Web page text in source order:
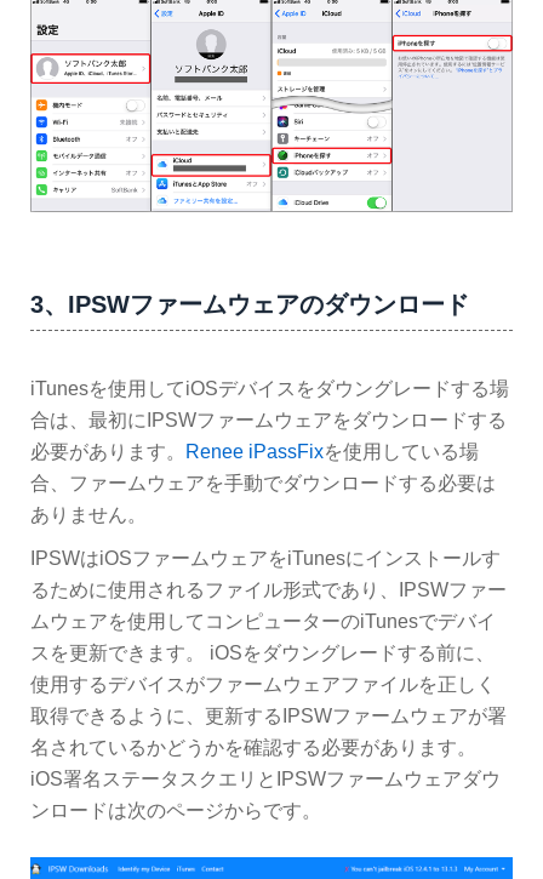
3、IPSWファームウェアのダウンロード
iTunesを使用してiOSデバイスをダウングレードする場
合は、最初にIPSWファームウェアをダウンロードする
必要があります。
Renee iPassFixを使用している場
合、ファームウェアを手動でダウンロードする必要は
ありません。
IPSWはiOSファームウェアをiTunesにインストールす
るために使用されるファイル形式であり、IPSWファー
ムウェアを使用してコンピューターのiTunesでデバイ
スを更新できます。 iOSをダウングレードする前に、
使用するデバイスがファームウェアファイルを正しく
取得できるように、更新するIPSWファームウェアが署
名されているかどうかを確認する必要があります。
iOS署名ステータスクエリとIPSWファームウェアダウ
ンロードは次のページからです。